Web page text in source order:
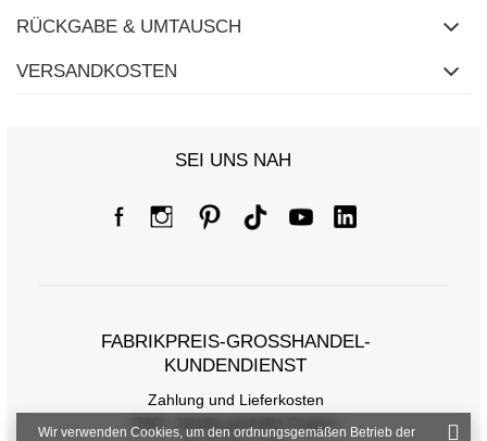
RÜCKGABE & UMTAUSCH
VERSANDKOSTEN
SEI UNS NAH
FABRIKPREIS-GROSSHANDEL-K
UNDENDIENST
Zahlung und Lieferkosten
FAQ - Häufig gestellte Fragen
Wir verwenden Cookies, um den ordnungsgemäßen Betrieb der